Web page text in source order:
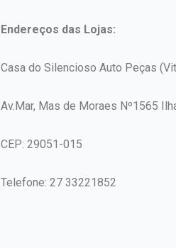
Endereços das Lojas:
Casa do Silencioso Auto Peças
Av.Mar, Mas de Moraes Nº1565
CEP: 29051-015
Telefone: 27 33221852